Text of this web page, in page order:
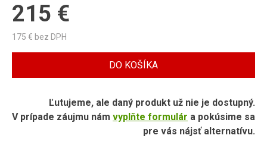
215 €
175 € bez DPH
DO KOŠÍKA
Ľutujeme, ale daný produkt už nie je dostupný.
V prípade záujmu nám vyplňte formulár a pokúsime sa
pre vás nájsť alternatívu.